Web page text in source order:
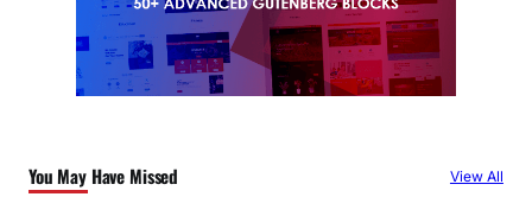
You May Have Missed View All